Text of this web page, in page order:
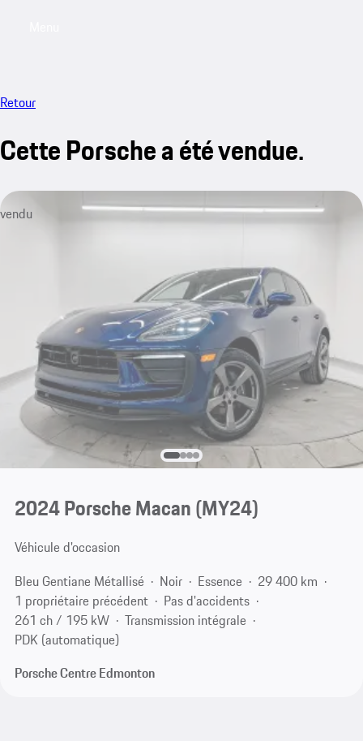
Retour
Cette Porsche a été vendue.
vendu
2024 Porsche Macan (MY24)
Véhicule d'occasion
Bleu Gentiane Métallisé
Noir Essence
29 400 km
1 propriétaire précédent
Pas d'accidents
261 ch / 195 kW
Transmission intégrale
PDK (automatique)
Porsche Centre Edmonton